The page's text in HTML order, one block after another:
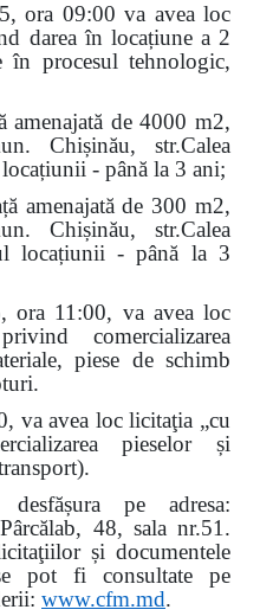
09:00 va avea loc
darea în locațiune a 2
în procesul tehnologic,
de 4000 m2,
Chișinău, str.Calea
- până la 3 ani;
de 300 m2,
Chișinău, str.Calea
locațiunii - până la 3
11:00, va avea loc
comercializarea
piese de schimb
va avea loc licitaţia „cu
pieselor și
pe adresa:
48, sala nr.51.
și documentele
pot fi consultate pe
www.cfm.md.